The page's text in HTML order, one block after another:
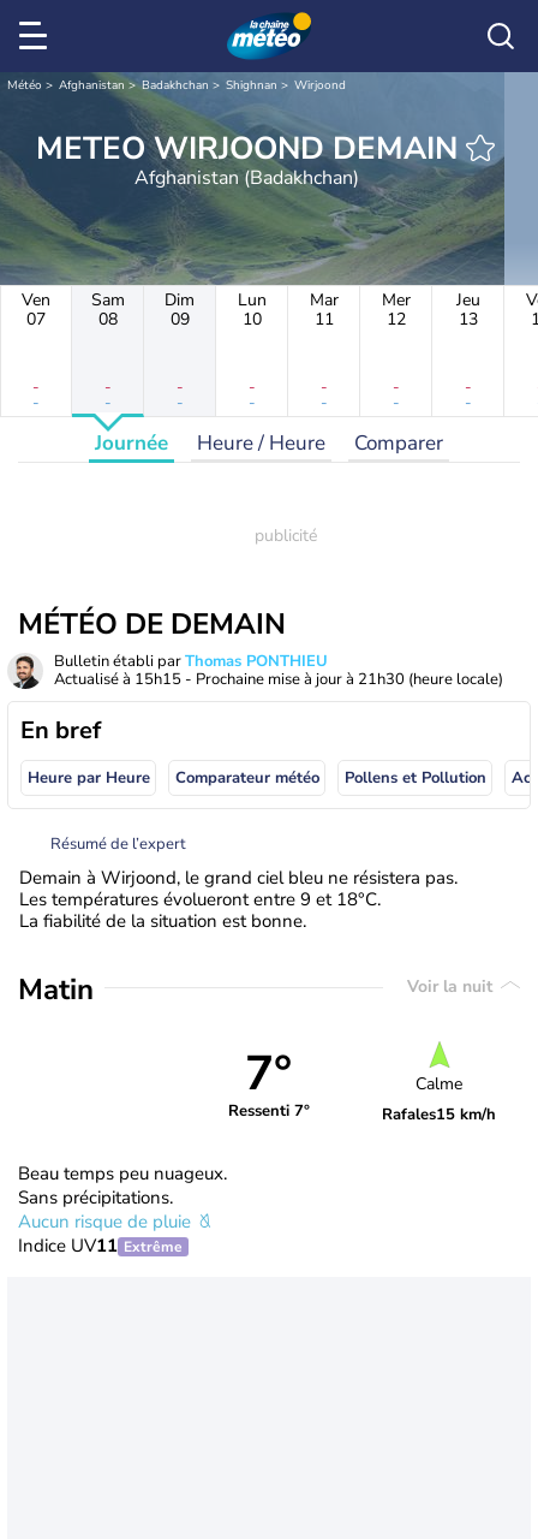
Météo Afghanistan Badakhchan Shighnan Wirjoond
METEO WIRJOOND DEMAIN
Afghanistan (Badakhchan)
Ven
07
-
-
Sam
08
-
-
Dim
09
-
-
Lun
10
-
-
Mar
11
-
-
Mer
12
-
-
Jeu
13
-
-
Journée Heure / Heure Comparer
MÉTÉO DE DEMAIN
Bulletin établi parThomas PONTHIEU
Actualisé à 15h15 - Prochaine mise à jour à 21h30 (heure locale)
En bref
Heure par Heure Comparateur météo Pollens et Pollution
Résumé de l’expert
Demain à Wirjoond, le grand ciel bleu ne résistera pas.
Les températures évolueront entre 9 et 18°C.
La fiabilité de la situation est bonne.
Matin Voir la nuit
7°
Ressenti 7°
Calme
Rafales15 km/h
Beau temps peu nuageux.
Sans précipitations.
Aucun risque de pluie
Indice UV11 Extrême